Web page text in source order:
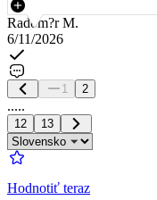
Radom?r M.
6/11/2026
1 2
.....
12 13
Hodnotiť teraz